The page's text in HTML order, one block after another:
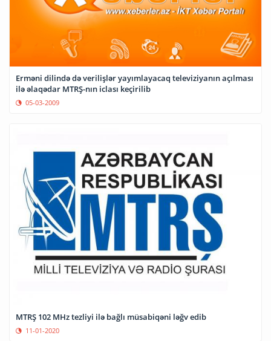
Erməni dilində də verilişlər yayımlayacaq televiziyanın açılması
ilə əlaqədar MTRŞ-nın iclası keçirilib
05-03-2009
MTRŞ 102 MHz tezliyi ilə bağlı müsabiqəni ləğv edib
11-01-2020